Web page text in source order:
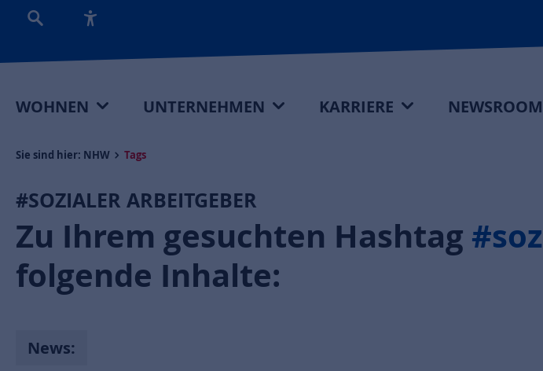
WOHNEN UNTERNEHMEN KARRIERE NEWSROOM
Sie sind hier: NHW Tags
#SOZIALER ARBEITGEBER
Zu Ihrem gesuchten Hashtag
folgende Inhalte:
News: